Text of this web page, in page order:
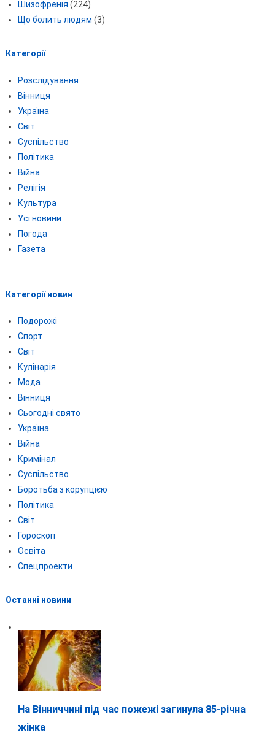
Шизофренія (224)
Що болить людям (3)
Категорії
Розслідування
Вінниця
Україна
Світ
Суспільство
Політика
Війна
Релігія
Культура
Усі новини
Погода
Газета
Категорії новин
Подорожі
Спорт
Світ
Кулінарія
Мода
Вінниця
Сьогодні свято
Україна
Війна
Кримінал
Суспільство
Боротьба з корупцією
Політика
Світ
Гороскоп
Освіта
Спецпроекти
Останні новини
На Вінниччині під час пожежі загинула 85-річна
жінка